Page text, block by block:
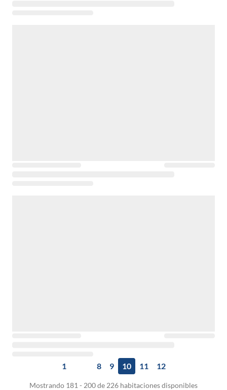
1 8 9 10 11 12
Mostrando 181 - 200 de 226 habitaciones disponibles